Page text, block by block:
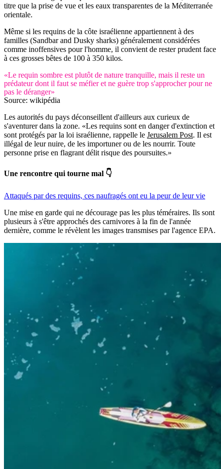
titre que la prise de vue et les eaux transparentes de la Méditerranée
orientale.
Même si les requins de la côte israélienne appartiennent à des
familles (Sandbar and Dusky sharks) généralement considérées
comme inoffensives pour l'homme, il convient de rester prudent face
à ces grosses bêtes de 100 à 350 kilos.
«Le requin sombre est plutôt de nature tranquille, mais il reste un
prédateur dont il faut se méfier et ne guère trop s'approcher pour ne
pas le déranger»
Source: wikipédia
Les autorités du pays déconseillent d'ailleurs aux curieux de
s'aventurer dans la zone. «Les requins sont en danger d'extinction et
sont protégés par la loi israélienne, rappelle le Jerusalem Post. Il est
illégal de leur nuire, de les importuner ou de les nourrir. Toute
personne prise en flagrant délit risque des poursuites.»
Une rencontre qui tourne mal 👇
Attaqués par des requins, ces naufragés ont eu la peur de leur vie
Une mise en garde qui ne décourage pas les plus téméraires. Ils sont
plusieurs à s'être approchés des carnivores à la fin de l'année
dernière, comme le révèlent les images transmises par l'agence EPA.